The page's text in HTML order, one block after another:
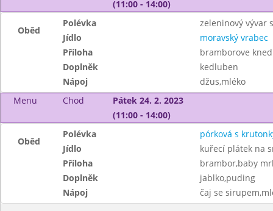
(11:00 - 14:00)
Oběd
Polévka
zeleninový vývar
Jídlo
moravský vrabec
Příloha
bramborove
Doplněk
kedluben
Nápoj
džus,mléko
Menu
Chod
Pátek 24. 2. 2023
(11:00 - 14:00)
Oběd
Polévka
pórková s
Jídlo
kuřecí plátek na
Příloha
brambor,baby
Doplněk
jablko,puding
Nápoj
čaj se